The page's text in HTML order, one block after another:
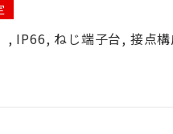
IP66, ねじ端子台, 接点